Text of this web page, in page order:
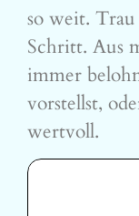
so weit.
Schritt. Aus
immer
vorstellst,
wertvoll.